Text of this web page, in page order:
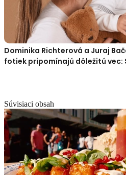
Dominika Richterová a Juraj
fotiek pripomínajú dôležitú vec:
Súvisiaci obsah